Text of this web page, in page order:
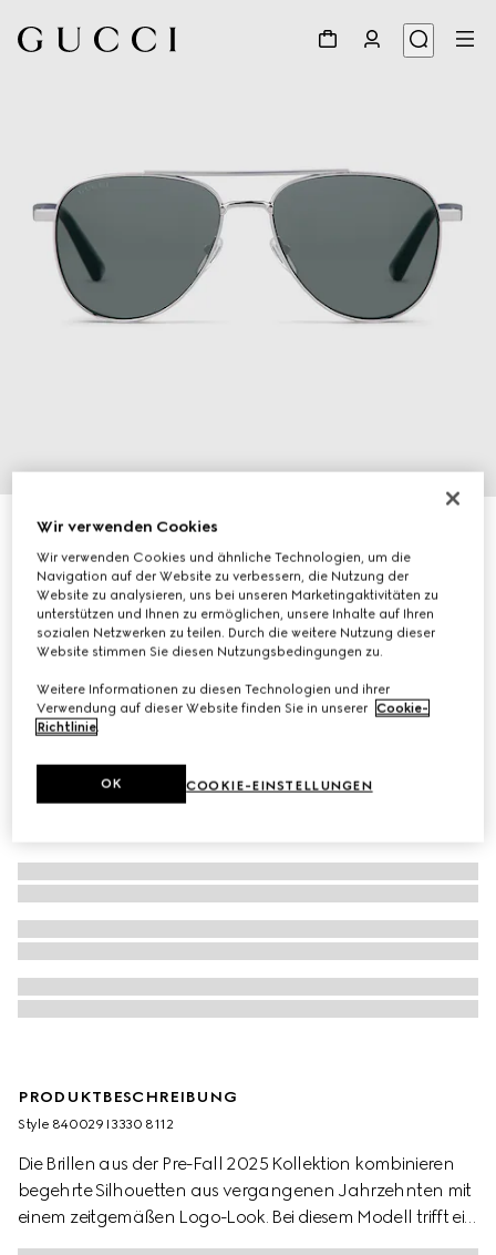
Sonnenbrille mit Rahmen im Pilotenstil
€ 310
Variantensilber
PRODUKTBESCHREIBUNG
Style ‎840029 I3330 8112
Die Brillen aus der Pre-Fall 2025 Kollektion kombinieren
begehrte Silhouetten aus vergangenen Jahrzehnten mit
einem zeitgemäßen Logo-Look. Bei diesem Modell trifft ein
Rahmen aus silberfarbenem Metall auf ein graviertes
Wir verwenden Cookies
Wir verwenden Cookies und ähnliche Technologien, um die
Navigation auf der Website zu verbessern, die Nutzung der
Website zu analysieren, uns bei unseren Marketingaktivitäten zu
unterstützen und Ihnen zu ermöglichen, unsere Inhalte auf Ihren
sozialen Netzwerken zu teilen. Durch die weitere Nutzung dieser
Website stimmen Sie diesen Nutzungsbedingungen zu.
Weitere Informationen zu diesen Technologien und ihrer
Verwendung auf dieser Website finden Sie in unserer Cookie-
Richtlinie.
COOKIE-EINSTELLUNGEN
OK